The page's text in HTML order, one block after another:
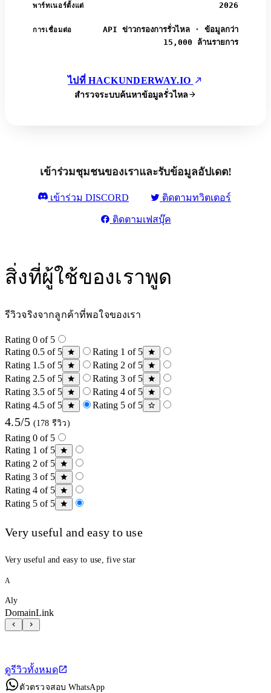
พาร์ทเนอร์ตั้งแต่ 2026
การเชื่อมต่อ
API ข่าวกรองการรั่วไหล · ข้อมูลกว่า
15,000 ล้านรายการ
ไปที่ HACKUNDERWAY.IO
สำรวจระบบค้นหาข้อมูลรั่วไหล
เข้าร่วมชุมชนของเราและรับข้อมูลอัปเดต!
เข้าร่วม DISCORD ติดตามทวิตเตอร์
ติดตามเฟสบุ๊ค
สิ่งที่ผู้ใช้ของเราพูด
รีวิวจริงจากลูกค้าที่พอใจของเรา
Rating 0 of 5
Rating 0.5 of 5
Rating 1 of 5
Rating 1.5 of 5
Rating 2 of 5
Rating 2.5 of 5
Rating 3 of 5
Rating 3.5 of 5
Rating 4 of 5
Rating 4.5 of 5
Rating 5 of 5
4.5/5 (178 รีวิว)
Rating 0 of 5
Rating 1 of 5
Rating 2 of 5
Rating 3 of 5
Rating 4 of 5
Rating 5 of 5
Very useful and easy to use
Very useful and easy to use, five star
A
Aly
DomainLink
ดูรีวิวทั้งหมด
ตัวตรวจสอบ WhatsApp